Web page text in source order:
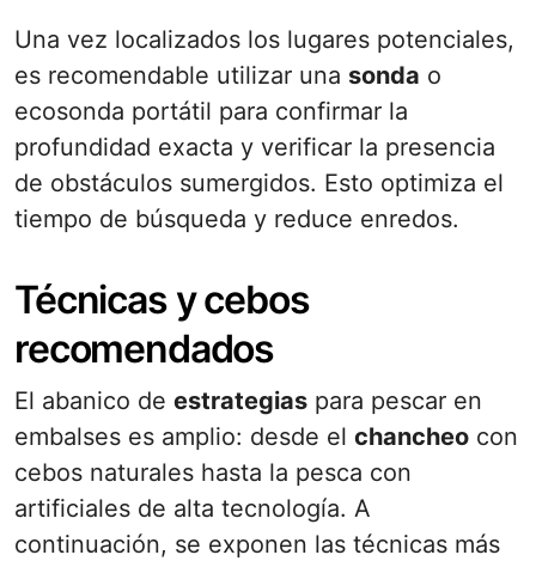
Una vez localizados los lugares potenciales,
es recomendable utilizar una sonda o
ecosonda portátil para confirmar la
profundidad exacta y verificar la presencia
de obstáculos sumergidos. Esto optimiza el
tiempo de búsqueda y reduce enredos.
Técnicas y cebos
recomendados
El abanico de estrategias para pescar en
embalses es amplio: desde el chancheo con
cebos naturales hasta la pesca con
artificiales de alta tecnología. A
continuación, se exponen las técnicas más